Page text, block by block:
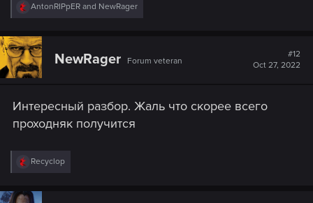
R
e
c
t
i
o
:
AntonRIPpER and NewRager
NewRager Forum veteran
#12
Oct 27, 2022
Интересный разбор. Жаль что скорее всего
проходняк получится
R
e
c
Recyclop